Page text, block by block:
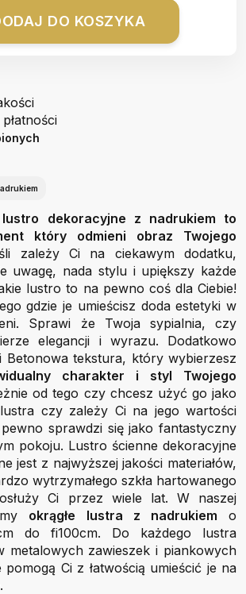
DO KOSZYKA
lustro dekoracyjne z nadrukiem to
który odmieni obraz Twojego
zależy Ci na ciekawym dodatku,
uwagę, nada stylu i upiększy każde
lustro to na pewno coś dla Ciebie!
gdzie je umieścisz doda estetyki w
Sprawi że Twoja sypialnia, czy
elegancji i wyrazu. Dodatkowo
Betonowa tekstura, który wybierzesz
charakter i styl Twojego
od tego czy chcesz użyć go jako
czy zależy Ci na jego wartości
sprawdzi się jako fantastyczny
pokoju. Lustro ścienne dekoracyjne
jest z najwyższej jakości materiałów,
wytrzymałego szkła hartowanego
Ci przez wiele lat. W naszej
okrągłe lustra z nadrukiem o
do fi100cm. Do każdego lustra
metalowych zawieszek i piankowych
Ci z łatwością umieścić je na